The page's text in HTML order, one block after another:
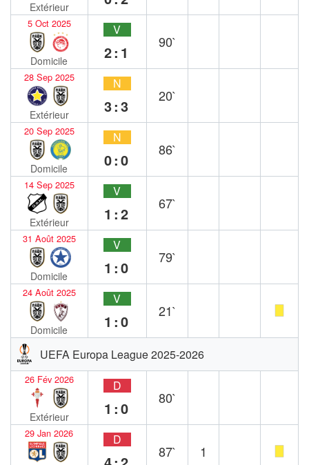
Extérieur
5 Oct 2025
Domicile
V
2:1
90`
28 Sep 2025
Extérieur
N
3:3
20`
20 Sep 2025
Domicile
N
0:0
86`
14 Sep 2025
Extérieur
V
1:2
67`
31 Août 2025
Domicile
V
1:0
79`
24 Août 2025
Domicile
V
1:0
21`
UEFA Europa League 2025-2026
26 Fév 2026
Extérieur
D
1:0
80`
29 Jan 2026 D
87` 1